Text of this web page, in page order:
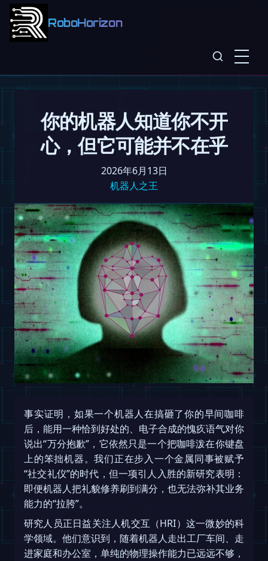
RoboHorizon
你的机器人知道你不开
心，但它可能并不在乎
2026年6月13日
机器人之王
事实证明，如果一个机器人在搞砸了你的早间咖啡
后，能用一种恰到好处的、电子合成的愧疚语气对你
说出“万分抱歉”，它依然只是一个把咖啡泼在你键盘
上的笨拙机器。我们正在步入一个金属同事被赋予
“社交礼仪”的时代，但一项引人入胜的新研究表明：
即便机器人把礼貌修养刷到满分，也无法弥补其业务
能力的“拉胯”。
研究人员正日益关注人机交互（HRI）这一微妙的科
学领域。他们意识到，随着机器人走出工厂车间、走
进家庭和办公室，单纯的物理操作能力已远远不够，